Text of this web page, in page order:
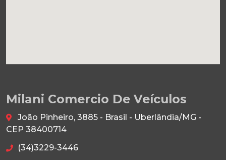
Milani Comercio De Veículos
João Pinheiro, 3885 - Brasil - Uberlândia/MG -
CEP 38400714
(34)3229-3446